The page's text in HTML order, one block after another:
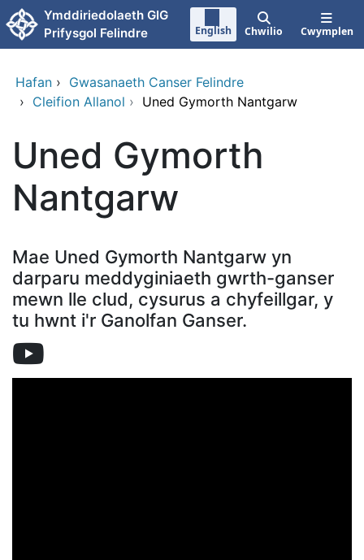
Neidio i'r prif gynnwy
Ymddiriedolaeth GIG
Prifysgol Felindre
English Chwilio Cwymplen
Hafan › Gwasanaeth Canser Felindre
› Cleifion Allanol › Uned Gymorth Nantgarw
Uned Gymorth
Nantgarw
Mae Uned Gymorth Nantgarw yn
darparu meddyginiaeth gwrth-ganser
mewn lle clud, cysurus a chyfeillgar, y
tu hwnt i'r Ganolfan Ganser.